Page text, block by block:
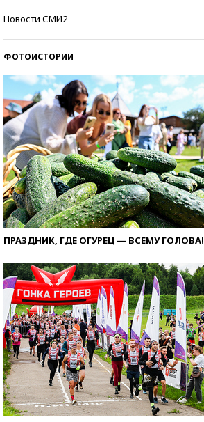
Новости СМИ2
ФОТОИСТОРИИ
ПРАЗДНИК, ГДЕ ОГУРЕЦ — ВСЕМУ ГОЛОВА!